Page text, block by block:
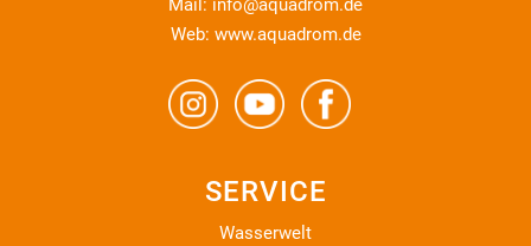
Mail: info@aquadrom.de
Web: www.aquadrom.de
SERVICE
Wasserwelt